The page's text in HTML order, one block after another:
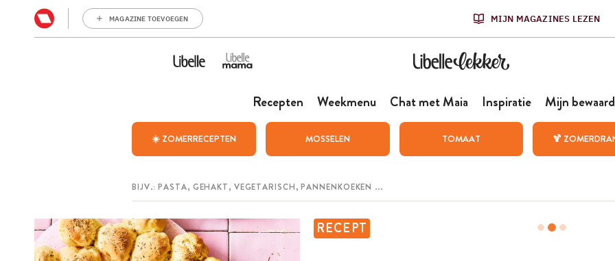
MAGAZINE TOEVOEGEN MIJN MAGAZINES LEZEN
Recepten Weekmenu Chat met Maia Inspiratie Mijn
☀️ ZOMERRECEPTEN MOSSELEN TOMAAT 🍹
RECEPT